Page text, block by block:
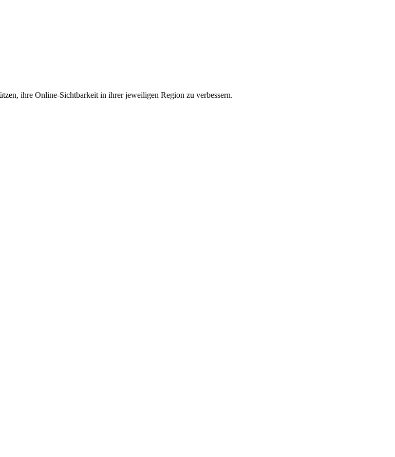
ihre Online-Sichtbarkeit in ihrer jeweiligen Region zu verbessern.